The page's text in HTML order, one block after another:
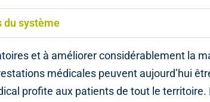
du système
et à améliorer considérablement la
médicales peuvent aujourd’hui
profite aux patients de tout le